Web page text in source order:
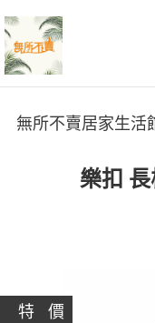
無所不賣居家生活館
無所不賣居家生活
樂扣
特 價